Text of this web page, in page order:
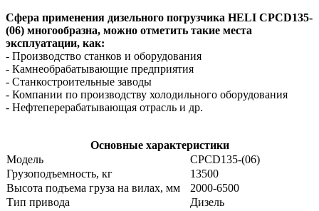
Сфера применения дизельного погрузчика HELI CPСD135-
(06) многообразна, можно отметить такие места
эксплуатации, как:
- Производство станков и оборудования
- Камнеобрабатывающие предприятия
- Станкостроительные заводы
- Компании по производству холодильного оборудования
- Нефтеперерабатывающая отрасль и др.
Основные характеристики
Модель
CPCD135-(06)
Грузоподъемность, кг
13500
Высота подъема груза на вилах, мм
2000-6500
Тип привода
Дизель